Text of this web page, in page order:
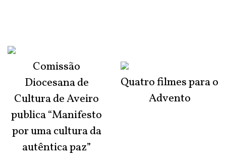
Comissão
Diocesana de
Cultura de Aveiro
publica “Manifesto
por uma cultura da
autêntica paz”
Quatro filmes para o
Advento